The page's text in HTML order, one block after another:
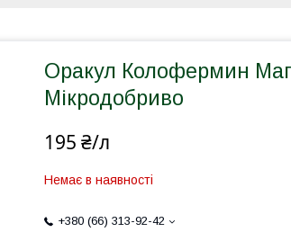
Оракул Колофермин
Мікродобриво
195 ₴/л
Немає в наявності
+380 (66) 313-92-42